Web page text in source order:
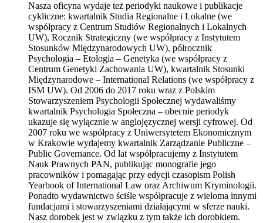
Nasza oficyna wydaje też periodyki naukowe i publikacje
cykliczne: kwartalnik Studia Regionalne i Lokalne (we
współpracy z Centrum Studiów Regionalnych i Lokalnych
UW), Rocznik Strategiczny (we współpracy z Instytutem
Stosunków Międzynarodowych UW), półrocznik
Psychologia – Etologia – Genetyka (we współpracy z
Centrum Genetyki Zachowania UW), kwartalnik Stosunki
Międzynarodowe – International Relations (we współpracy z
ISM UW). Od 2006 do 2017 roku wraz z Polskim
Stowarzyszeniem Psychologii Społecznej wydawaliśmy
kwartalnik Psychologia Społeczna – obecnie periodyk
ukazuje się wyłącznie w anglojęzycznej wersji cyfrowej. Od
2007 roku we współpracy z Uniwersytetem Ekonomicznym
w Krakowie wydajemy kwartalnik Zarządzanie Publiczne –
Public Governance. Od lat współpracujemy z Instytutem
Nauk Prawnych PAN, publikując monografie jego
pracowników i pomagając przy edycji czasopism Polish
Yearbook of International Law oraz Archiwum Kryminologii.
Ponadto wydawnictwo ściśle współpracuje z wieloma innymi
fundacjami i stowarzyszeniami działającymi w sferze nauki.
Nasz dorobek jest w związku z tym także ich dorobkiem.